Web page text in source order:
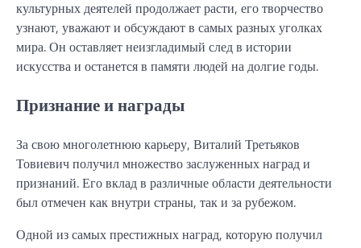
культурных деятелей продолжает расти, его творчество
узнают, уважают и обсуждают в самых разных уголках
мира. Он оставляет неизгладимый след в истории
искусства и останется в памяти людей на долгие годы.
Признание и награды
За свою многолетнюю карьеру, Виталий Третьяков
Товиевич получил множество заслуженных наград и
признаний. Его вклад в различные области деятельности
был отмечен как внутри страны, так и за рубежом.
Одной из самых престижных наград, которую получил